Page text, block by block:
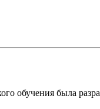
обучения была